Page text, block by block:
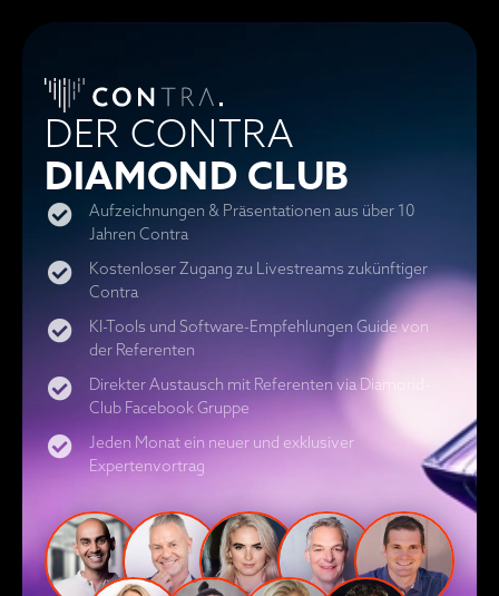
DER CONTRA
DIAMOND CLUB
Aufzeichnungen & Präsentationen aus über 10
Jahren Contra
Kostenloser Zugang zu Livestreams zukünftiger
Contra
KI-Tools und Software-Empfehlungen Guide von
der Referenten
Direkter Austausch mit Referenten via Diamond-
Club Facebook Gruppe
Jeden Monat ein neuer und exklusiver
Expertenvortrag